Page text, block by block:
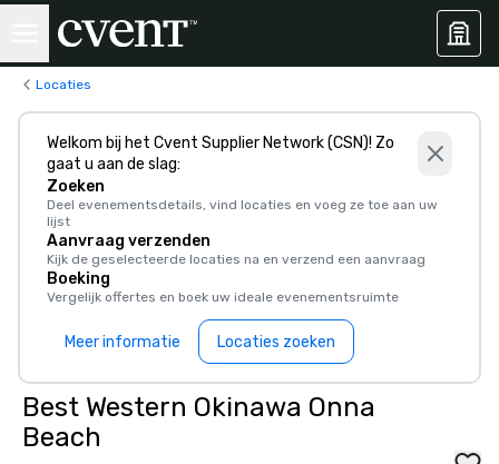
Locaties
Welkom bij het Cvent Supplier Network (CSN)! Zo
gaat u aan de slag:
Zoeken
Deel evenementsdetails, vind locaties en voeg ze toe aan uw
lijst
Aanvraag verzenden
Kijk de geselecteerde locaties na en verzend een aanvraag
Boeking
Vergelijk offertes en boek uw ideale evenementsruimte
Meer informatie Locaties zoeken
Best Western Okinawa Onna
Beach